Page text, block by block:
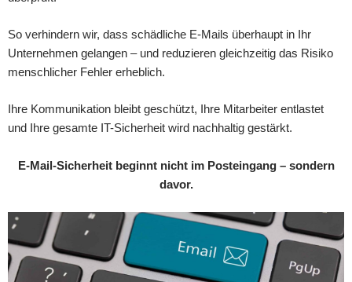
So verhindern wir, dass schädliche E-Mails überhaupt in Ihr
Unternehmen gelangen – und reduzieren gleichzeitig das Risiko
menschlicher Fehler erheblich.
Ihre Kommunikation bleibt geschützt, Ihre Mitarbeiter entlastet
und Ihre gesamte IT-Sicherheit wird nachhaltig gestärkt.
E-Mail-Sicherheit beginnt nicht im Posteingang – sondern
davor.